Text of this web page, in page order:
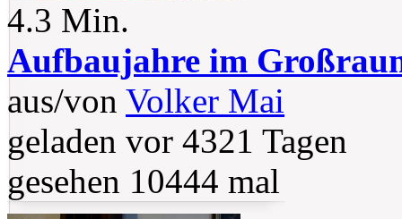
4.3 Min.
Aufbaujahre im
aus/von Volker Mai
geladen vor 4321 Tagen
gesehen 10444 mal